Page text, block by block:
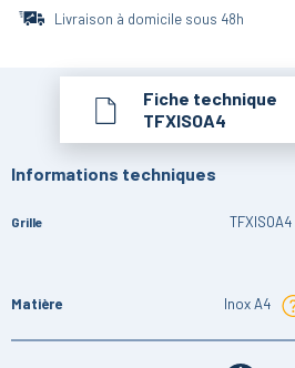
Livraison à domicile sous 48h
Fiche technique
TFXISOA4
Informations techniques
Grille TFXISOA4
Matière Inox A4